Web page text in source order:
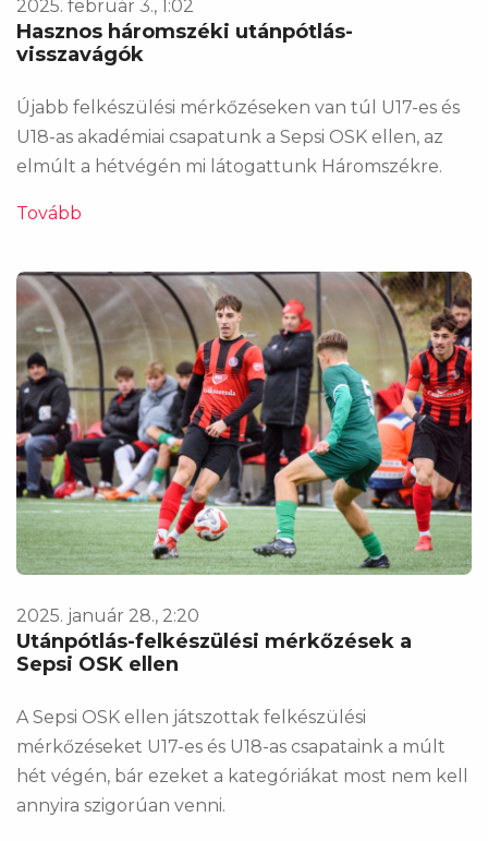
2025. február 3., 1:02
Hasznos háromszéki utánpótlás-
visszavágók
Újabb felkészülési mérkőzéseken van túl U17-es és
U18-as akadémiai csapatunk a Sepsi OSK ellen, az
elmúlt a hétvégén mi látogattunk Háromszékre.
Tovább
2025. január 28., 2:20
Utánpótlás-felkészülési mérkőzések a
Sepsi OSK ellen
A Sepsi OSK ellen játszottak felkészülési
mérkőzéseket U17-es és U18-as csapataink a múlt
hét végén, bár ezeket a kategóriákat most nem kell
annyira szigorúan venni.